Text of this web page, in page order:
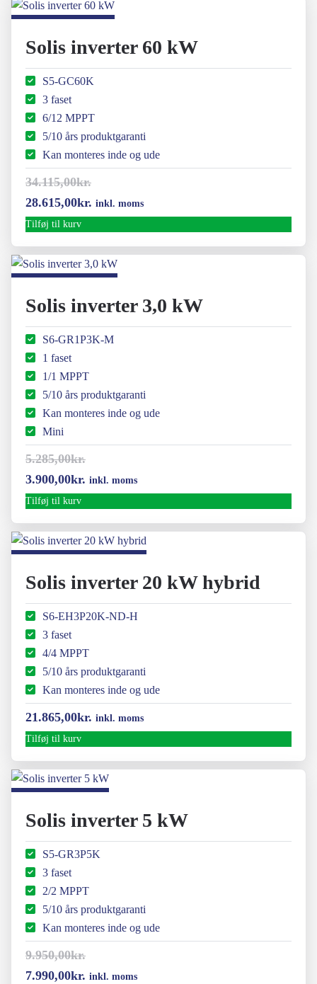
var:
er:
Solis inverter 60 kW
S5-GC60K
3 faset
6/12 MPPT
5/10 års produktgaranti
Kan monteres inde og ude
34.115,00kr.
Den
oprindelige
pris
var:
28.615,00kr. Den
pris
er:
inkl. moms
Tilføj til kurv
Solis inverter 3,0 kW
S6-GR1P3K-M
1 faset
1/1 MPPT
5/10 års produktgaranti
Kan monteres inde og ude
Mini
5.285,00kr.
Den
oprindelige
pris
var:
3.900,00kr. Den
pris
er:
inkl. moms
Tilføj til kurv
Solis inverter 20 kW hybrid
S6-EH3P20K-ND-H
3 faset
4/4 MPPT
5/10 års produktgaranti
Kan monteres inde og ude
21.865,00kr. inkl. moms
Tilføj til kurv
Solis inverter 5 kW
S5-GR3P5K
3 faset
2/2 MPPT
5/10 års produktgaranti
Kan monteres inde og ude
9.950,00kr.
Den
7.990,00kr. Den
inkl. moms